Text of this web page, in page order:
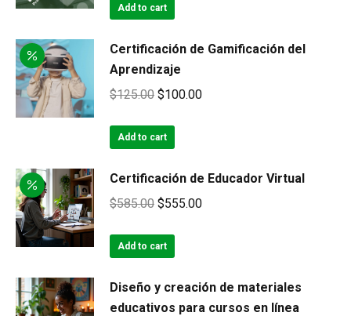
was:
Add to cart
Certificación de Gamificación del
Aprendizaje
$125.00 Original
was:
$100.00Current
Add to cart
Certificación de Educador Virtual
$585.00 Original
was:
$555.00Current
Add to cart
Diseño y creación de materiales
educativos para cursos en línea